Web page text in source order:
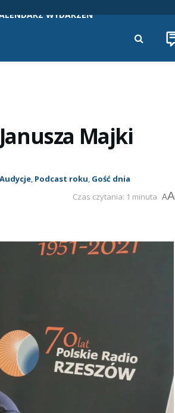
WYDARZEŃ
Majki
Audycje, Podcast roku, Gość dnia
Czas czytania: 1 minuta AA